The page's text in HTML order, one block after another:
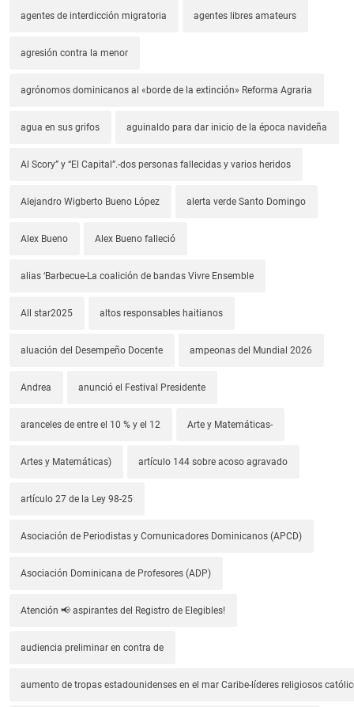
agentes de interdicción migratoria agentes libres amateurs
agresión contra la menor
agrónomos dominicanos al «borde de la extinción» Reforma Agraria
agua en sus grifos aguinaldo para dar inicio de la época navideña
Al Scory” y “El Capital”.-dos personas fallecidas y varios heridos
Alejandro Wigberto Bueno López alerta verde Santo Domingo
Alex Bueno Alex Bueno falleció
alias ‘Barbecue-La coalición de bandas Vivre Ensemble
All star2025 altos responsables haitianos
aluación del Desempeño Docente ampeonas del Mundial 2026
Andrea anunció el Festival Presidente
aranceles de entre el 10 % y el 12 Arte y Matemáticas-
Artes y Matemáticas) artículo 144 sobre acoso agravado
artículo 27 de la Ley 98-25
Asociación de Periodistas y Comunicadores Dominicanos (APCD)
Asociación Dominicana de Profesores (ADP)
Atención 📢 aspirantes del Registro de Elegibles!
audiencia preliminar en contra de
aumento de tropas estadounidenses en el mar Caribe-líderes religiosos